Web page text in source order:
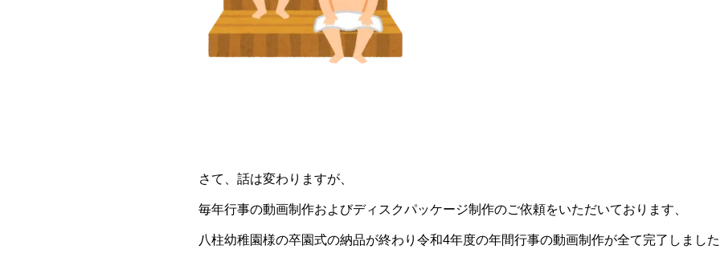
さて、話は変わりますが、
毎年行事の動画制作およびディスクパッケージ制作のご依頼をいただいております、
八柱幼稚園様の卒園式の納品が終わり令和4年度の年間行事の動画制作が全て完了しまし